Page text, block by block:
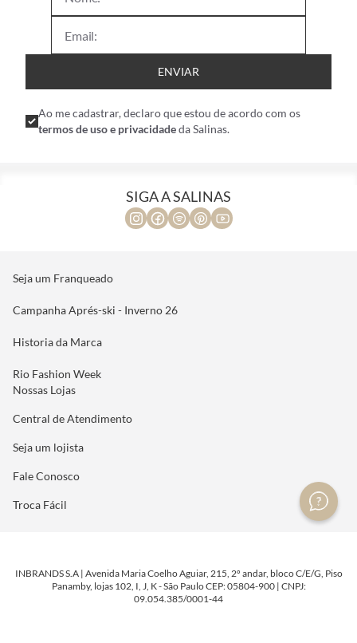
ENVIAR
Ao me cadastrar, declaro que estou de acordo com os
termos de uso e privacidadeda Salinas.
SIGA A SALINAS
Seja um Franqueado
Campanha Aprés-ski - Inverno 26
Historia da Marca
Rio Fashion Week
Nossas Lojas
Central de Atendimento
Seja um lojista
Fale Conosco
Troca Fácil
INBRANDS S.A | Avenida Maria Coelho Aguiar, 215, 2º andar, bloco C/E/G, Piso
Panamby, lojas 102, I, J, K - São Paulo CEP: 05804-900 | CNPJ:
09.054.385/0001-44